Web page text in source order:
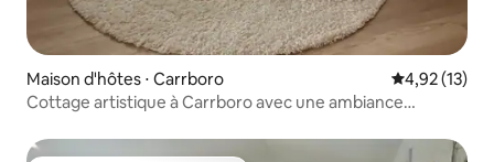
Maison d'hôtes ⋅ Carrboro Évaluation
4,92 (13)
Cottage artistique à Carrboro avec une ambiance